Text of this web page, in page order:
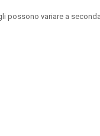
possono variare a